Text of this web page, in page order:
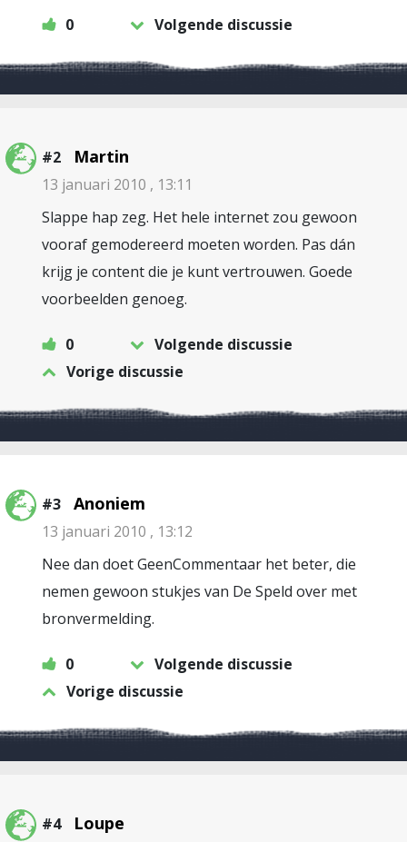
0 Volgende discussie
#2 Martin
13 januari 2010 , 13:11
Slappe hap zeg. Het hele internet zou gewoon
vooraf gemodereerd moeten worden. Pas dán
krijg je content die je kunt vertrouwen. Goede
voorbeelden genoeg.
0
Volgende discussie
Vorige discussie
#3 Anoniem
13 januari 2010 , 13:12
Nee dan doet GeenCommentaar het beter, die
nemen gewoon stukjes van De Speld over met
bronvermelding.
0
Volgende discussie
Vorige discussie
#4 Loupe